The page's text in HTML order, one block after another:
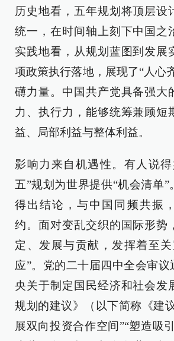
历史地看，五年规划将顶层设
统一，在时间轴上刻下中国之
实践地看，从规划蓝图到发展
项政策执行落地，展现了“人心
礴力量。中国共产党具备强大
力、执行力，能够统筹兼顾短
益、局部利益与整体利益。
影响力来自机遇性。有人说
五”规划为世界提供“机会清单
得出结论，与中国同频共振
约。面对变乱交织的国际形势
定、发展与贡献，发挥着至
应”。党的二十届四中全会审议
央关于制定国民经济和社会发
规划的建议》（以下简称《建
展双向投资合作空间”“塑造吸